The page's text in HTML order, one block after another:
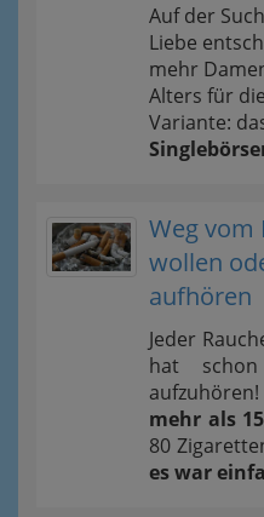
Auf der
Liebe
mehr
Alters für
Variante:
Weg vom
wollen
aufhören
Jeder
hat
mehr als
80
es war